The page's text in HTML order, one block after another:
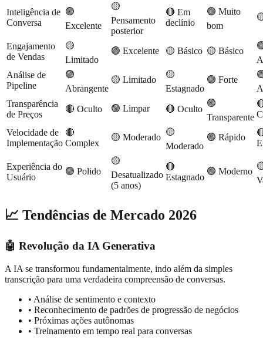
Inteligência de
Conversa
🟢
Excelente
🟡
Pensamento
posterior
🔴 Em
declínio
🟢 Muito
bom
Engajamento
de Vendas
🟡
Limitado
🟢 Excelente 🟡 Básico 🟡 Básico
Análise de
Pipeline
🟢
Abrangente
🟡 Limitado
🟡
Estagnado
🟢 Forte
Transparência
de Preços
🔴 Oculto 🟢 Limpar 🔴 Oculto
🟢
Transparente
Velocidade de
Implementação
🔴
Complex
🟡 Moderado
🟡
Moderado
🟢 Rápido
Experiência do
Usuário
🟢 Polido
🟡
Desatualizado
(5 anos)
🔴
Estagnado
🟢 Moderno
📈 Tendências de Mercado 2026
🤖 Revolução da IA Generativa
A IA se transformou fundamentalmente, indo além da simples
transcrição para uma verdadeira compreensão de conversas.
• Análise de sentimento e contexto
• Reconhecimento de padrões de progressão de negócios
• Próximas ações autônomas
• Treinamento em tempo real para conversas